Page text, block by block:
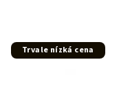
Trvale nízká cena